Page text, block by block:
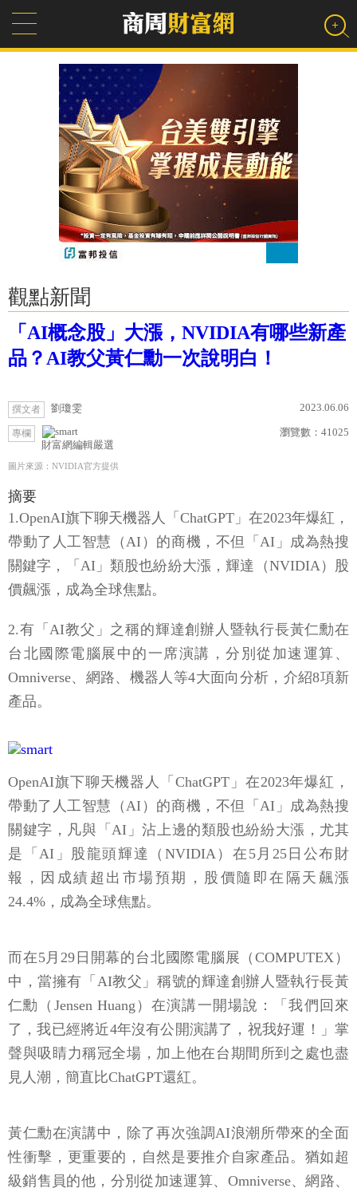
觀點新聞
「AI概念股」大漲，NVIDIA有哪些新產
品？AI教父黃仁勳一次說明白！
撰文者 劉瓊雯 2023.06.06
專欄
財富網編輯嚴選
瀏覽數： 41025
圖片來源：NVIDIA官方提供
摘要
1.OpenAI旗下聊天機器人「ChatGPT」在2023年爆紅，
帶動了人工智慧（AI）的商機，不但「AI」成為熱搜
關鍵字，「AI」類股也紛紛大漲，輝達（NVIDIA）股
價飆漲，成為全球焦點。
2.有「AI教父」之稱的輝達創辦人暨執行長黃仁勳在
台北國際電腦展中的一席演講，分別從加速運算、
Omniverse、網路、機器人等4大面向分析，介紹8項新
產品。
OpenAI旗下聊天機器人「ChatGPT」在2023年爆紅，
帶動了人工智慧（AI）的商機，不但「AI」成為熱搜
關鍵字，凡與「AI」沾上邊的類股也紛紛大漲，尤其
是「AI」股龍頭輝達（NVIDIA）在5月25日公布財
報，因成績超出市場預期，股價隨即在隔天飆漲
24.4%，成為全球焦點。
而在5月29日開幕的台北國際電腦展（COMPUTEX）
中，當擁有「AI教父」稱號的輝達創辦人暨執行長黃
仁勳（Jensen Huang）在演講一開場說：「我們回來
了，我已經將近4年沒有公開演講了，祝我好運！」掌
聲與吸睛力稱冠全場，加上他在台期間所到之處也盡
見人潮，簡直比ChatGPT還紅。
黃仁勳在演講中，除了再次強調AI浪潮所帶來的全面
性衝擊，更重要的，自然是要推介自家產品。猶如超
級銷售員的他，分別從加速運算、Omniverse、網路、